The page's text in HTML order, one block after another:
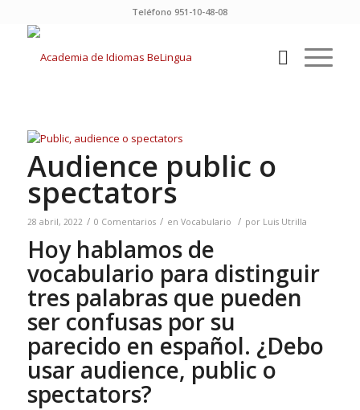
Teléfono 951-10-48-08
Audience public o
spectators
28 abril, 2022 / 0 Comentarios / en Vocabulario / por Luis Utrilla
Hoy hablamos de
vocabulario para distinguir
tres palabras que pueden
ser confusas por su
parecido en español. ¿Debo
usar audience, public o
spectators?